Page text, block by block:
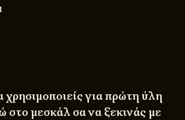
χρησιμοποιείς για πρώτη ύλη
στο μεσκάλ σα να ξεκινάς με